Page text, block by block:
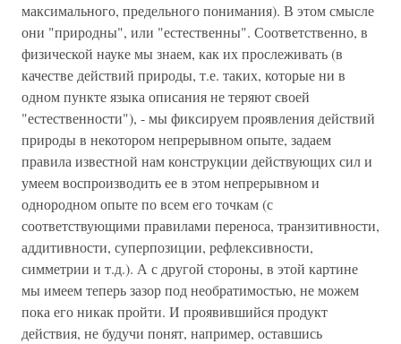
максимального, предельного понимания). В этом смысле
они "природны", или "естественны". Соответственно, в
физической науке мы знаем, как их прослеживать (в
качестве действий природы, т.е. таких, которые ни в
одном пункте языка описания не теряют своей
"естественности"), - мы фиксируем проявления действий
природы в некотором непрерывном опыте, задаем
правила известной нам конструкции действующих сил и
умеем воспроизводить ее в этом непрерывном и
однородном опыте по всем его точкам (с
соответствующими правилами переноса, транзитивности,
аддитивности, суперпозиции, рефлексивности,
симметрии и т.д.). А с другой стороны, в этой картине
мы имеем теперь зазор под необратимостью, не можем
пока его никак пройти. И проявившийся продукт
действия, не будучи понят, например, оставшись